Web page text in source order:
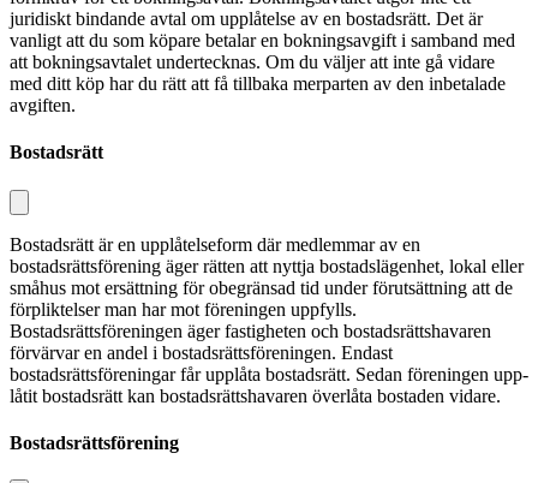
juridiskt bindande avtal om upplåtelse av en bostadsrätt. Det är
vanligt att du som köpare betalar en bokningsavgift i sam­band med
att bokningsavtalet undertecknas. Om du väljer att inte gå vidare
med ditt köp har du rätt att få tillbaka merparten av den inbetalade
avgiften.
Bostadsrätt
Bostadsrätt är en upplåtelseform där medlemmar av en
bostadsrättsförening äger rätten att nyttja bostadslägenhet, lokal eller
småhus mot ersättning för obegränsad tid under förutsättning att de
förpliktelser man har mot föreningen uppfylls.
Bostadsrättsföreningen äger fastigheten och bostadsrättshavaren
förvärvar en andel i bostadsrättsföreningen. Endast
bostadsrättsföreningar får upplåta bostadsrätt. Sedan föreningen upp­
låtit bostadsrätt kan bostadsrättshavaren överlåta bostaden vidare.
Bostadsrättsförening